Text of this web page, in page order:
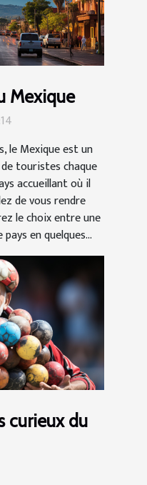
Mexique
le Mexique est un
touristes chaque
accueillant où il
de vous rendre
le choix entre une
en quelques...
curieux du